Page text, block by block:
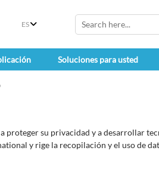
ES
Soluciones para usted
proteger su privacidad y a desarrollar
y rige la recopilación y el uso de